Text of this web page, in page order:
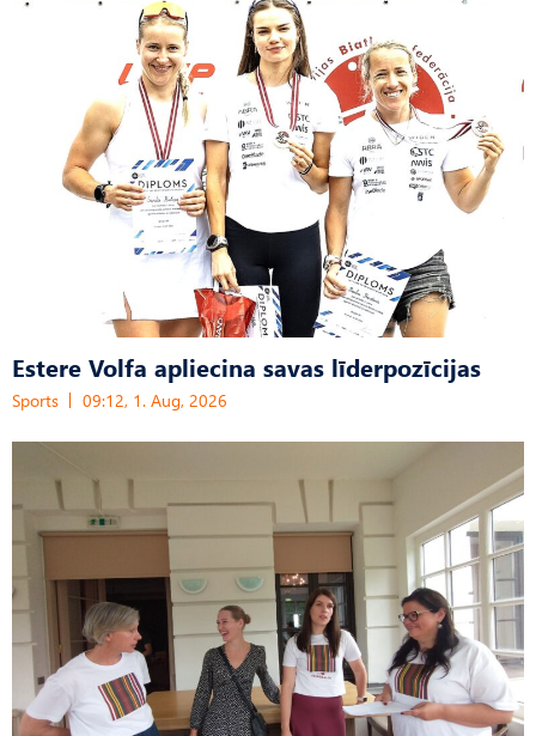
Estere Volfa apliecina savas līderpozīcijas
Sports 09:12, 1. Aug, 2026